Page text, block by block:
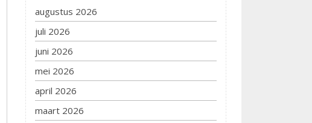
augustus 2026
juli 2026
juni 2026
mei 2026
april 2026
maart 2026